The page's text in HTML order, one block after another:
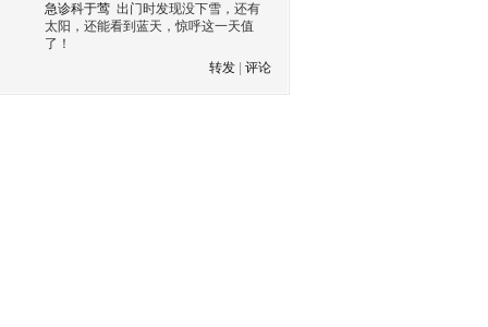
急诊科于莺 出门时发现没下雪，还有
太阳，还能看到蓝天，惊呼这一天值
了！
转发
评论